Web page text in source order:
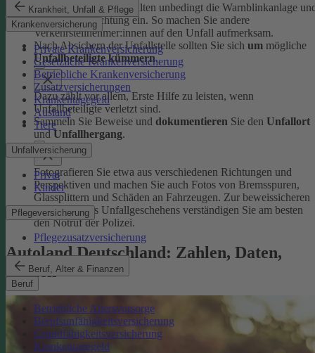
Krankheit, Unfall & Pflege
Krankenversicherung
Private Krankenversicherung
Gesetzliche Krankenversicherung
Betriebliche Krankenversicherung
Zusatzversicherungen
Krankentagegeld
Ausland
Tiere
Unfallversicherung
Privat
Kinder
Pflegeversicherung
Pflegezusatzversicherung
Beruf, Alter & Finanzen
Beruf
Betriebliche Altersvorsorge
Berufsunfähigkeitsversicherung
Grundfähigkeitsversicherung
Krankentagegeld
Schalten Sie beim Anhalten unbedingt die Warnblinkanlage
Fahrzeugbeleuchtung ein. So machen Sie andere
Verkehrsteilnehmer:innen auf den Unfall aufmerksam.
Nach Absichern der Unfallstelle sollten Sie sich um mögliche
Unfallbeteiligte kümmern.
Dazu zählt vor allem, Erste Hilfe zu leisten, wenn
Unfallbeteiligte verletzt sind.
Sammeln Sie Beweise und dokumentieren Sie den Unfallort
undUnfallhergang.
Fotografieren Sie etwa aus verschiedenen Richtungen und
Perspektiven und machen Sie auch Fotos von Bremsspuren,
Glassplittern und Schäden an Fahrzeugen. Zur beweissicheren
Aufnahme des Unfallgeschehens verständigen Sie am besten
den Notruf der Polizei.
Autoland Deutschland: Zahlen, Daten,
Fakten